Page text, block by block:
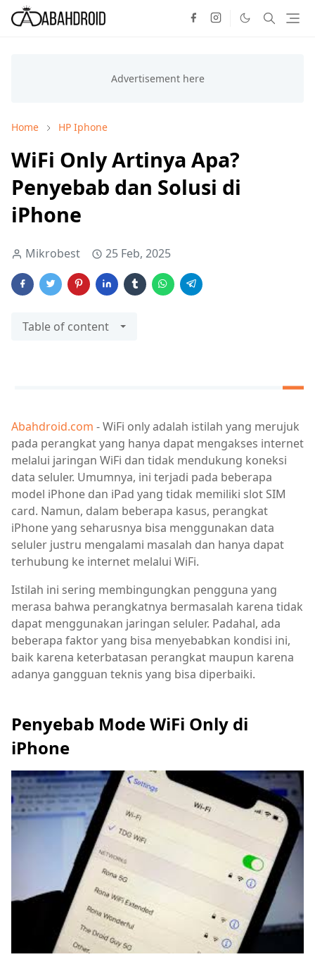
Home HP Iphone
WiFi Only Artinya Apa?
Penyebab dan Solusi di
iPhone
Mikrobest 25 Feb, 2025
Table of content
Abahdroid.com - WiFi only adalah istilah yang merujuk
pada perangkat yang hanya dapat mengakses internet
melalui jaringan WiFi dan tidak mendukung koneksi
data seluler. Umumnya, ini terjadi pada beberapa
model iPhone dan iPad yang tidak memiliki slot SIM
card. Namun, dalam beberapa kasus, perangkat
iPhone yang seharusnya bisa menggunakan data
seluler justru mengalami masalah dan hanya dapat
terhubung ke internet melalui WiFi.
Istilah ini sering membingungkan pengguna yang
merasa bahwa perangkatnya bermasalah karena tidak
dapat menggunakan jaringan seluler. Padahal, ada
beberapa faktor yang bisa menyebabkan kondisi ini,
baik karena keterbatasan perangkat maupun karena
adanya gangguan teknis yang bisa diperbaiki.
Penyebab Mode WiFi Only di
iPhone